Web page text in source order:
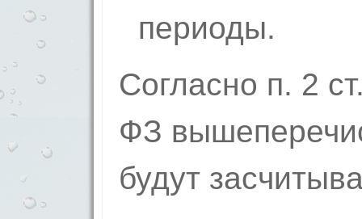
периоды.
Согласно п. 2
ФЗ
будут